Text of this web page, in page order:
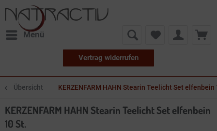
Menü
Vertrag widerrufen
Übersicht KERZENFARM HAHN Stearin Teelicht Set elfenbein
KERZENFARM HAHN Stearin Teelicht Set elfenbein
10 St.